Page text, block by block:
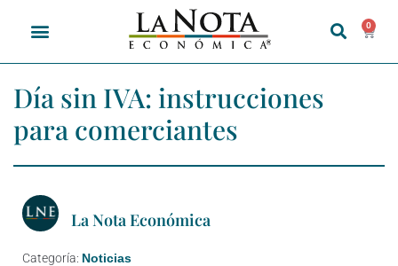
0
Día sin IVA: instrucciones
para comerciantes
La Nota Económica
Categoría: Noticias